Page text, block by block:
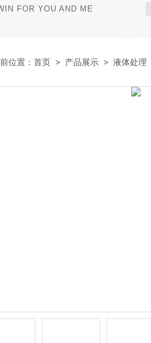
FOR YOU AND ME
位置： 首页 > 产品展示 > 液体处理